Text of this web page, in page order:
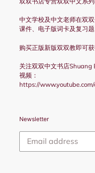
中文学校及中文老师在双
课件、电子版词卡及复习题
购买正版新版双双教即可
关注双双中文书店Shuang
视频：
https://www.youtube.com/
Newsletter